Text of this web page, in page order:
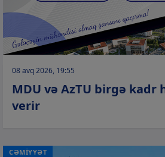
08 avq 2026, 19:55
MDU və AzTU birgə kadr
verir
CƏMİYYƏT